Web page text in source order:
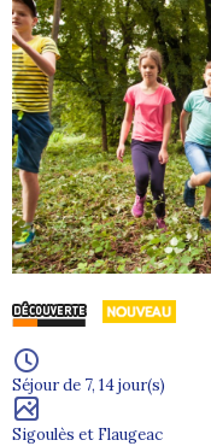
Séjour de 7, 14 jour(s)
Sigoulès et Flaugeac